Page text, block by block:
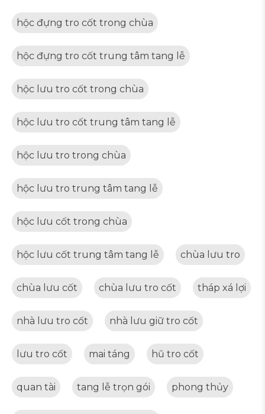
hộc đựng tro cốt trong chùa
hộc đựng tro cốt trung tâm tang lễ
hộc lưu tro cốt trong chùa
hộc lưu tro cốt trung tâm tang lễ
hộc lưu tro trong chùa
hộc lưu tro trung tâm tang lễ
hộc lưu cốt trong chùa
hộc lưu cốt trung tâm tang lễ chùa lưu tro
chùa lưu cốt chùa lưu tro cốt tháp xá lợi
nhà lưu tro cốt nhà lưu giữ tro cốt
lưu tro cốt mai táng hũ tro cốt
quan tài tang lễ trọn gói phong thủy